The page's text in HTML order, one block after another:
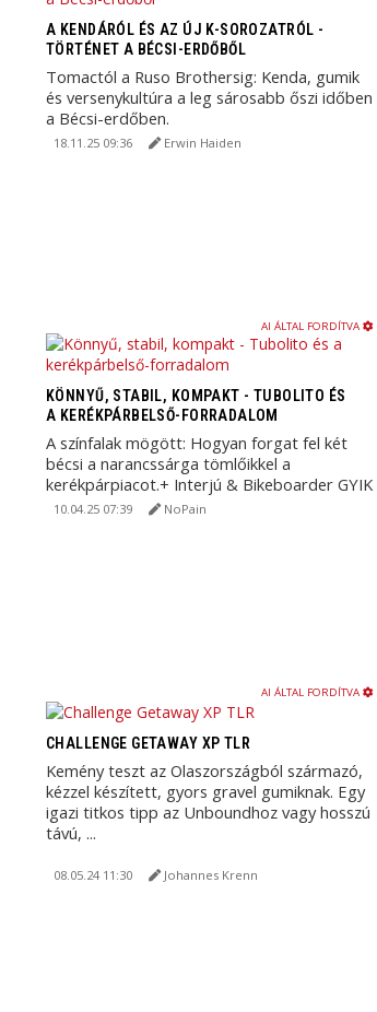
A KENDÁRÓL ÉS AZ ÚJ K-SOROZATRÓL -
TÖRTÉNET A BÉCSI-ERDŐBŐL
Tomactól a Ruso Brothersig: Kenda, gumik
és versenykultúra a leg sárosabb őszi időben
a Bécsi-erdőben.
18.11.25 09:36 Erwin Haiden
AI ÁLTAL FORDÍTVA
KÖNNYŰ, STABIL, KOMPAKT - TUBOLITO ÉS
A KERÉKPÁRBELSŐ-FORRADALOM
A színfalak mögött: Hogyan forgat fel két
bécsi a narancssárga tömlőikkel a
kerékpárpiacot.+ Interjú & Bikeboarder GYIK
10.04.25 07:39 NoPain
AI ÁLTAL FORDÍTVA
CHALLENGE GETAWAY XP TLR
Kemény teszt az Olaszországból származó,
kézzel készített, gyors gravel gumiknak. Egy
igazi titkos tipp az Unboundhoz vagy hosszú
távú, ...
08.05.24 11:30 Johannes Krenn